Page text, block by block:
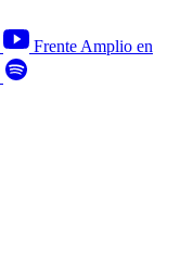
Frente Amplio en